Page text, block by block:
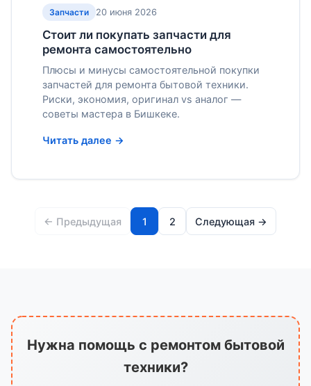
Запчасти 20 июня 2026
Стоит ли покупать запчасти для
ремонта самостоятельно
Плюсы и минусы самостоятельной покупки
запчастей для ремонта бытовой техники.
Риски, экономия, оригинал vs аналог —
советы мастера в Бишкеке.
Читать далее →
← Предыдущая 1 2 Следующая →
Нужна помощь с ремонтом бытовой
техники?